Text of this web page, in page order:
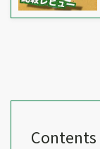
Contents